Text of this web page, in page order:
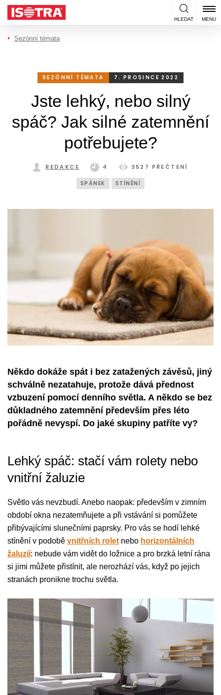
Přeskočit na obsah
HLEDAT MENU
Sezónní témata
SEZÓNNÍ TÉMATA 7. PROSINCE 2022
Jste lehký, nebo silný
spáč? Jak silné zatemnění
potřebujete?
REDAKCE 4 3527 PŘEČTENÍ
SPÁNEK STÍNĚNÍ
Někdo dokáže spát i bez zatažených závěsů, jiný
schválně nezatahuje, protože dává přednost
vzbuzení pomocí denního světla. A někdo se bez
důkladného zatemnění především přes léto
pořádně nevyspí. Do jaké skupiny patříte vy?
Lehký spáč: stačí vám rolety nebo
vnitřní žaluzie
Světlo vás nevzbudí. Anebo naopak: především v zimním
období okna nezatemňujete a při vstávání si pomůžete
přibývajícími slunečními paprsky. Pro vás se hodí lehké
stínění v podobě vnitřních rolet nebo horizontálních
žaluzií: nebude vám vidět do ložnice a pro brzká letní rána
si jimi můžete přistínit, ale nerozhází vás, když po jejich
stranách pronikne trochu světla.